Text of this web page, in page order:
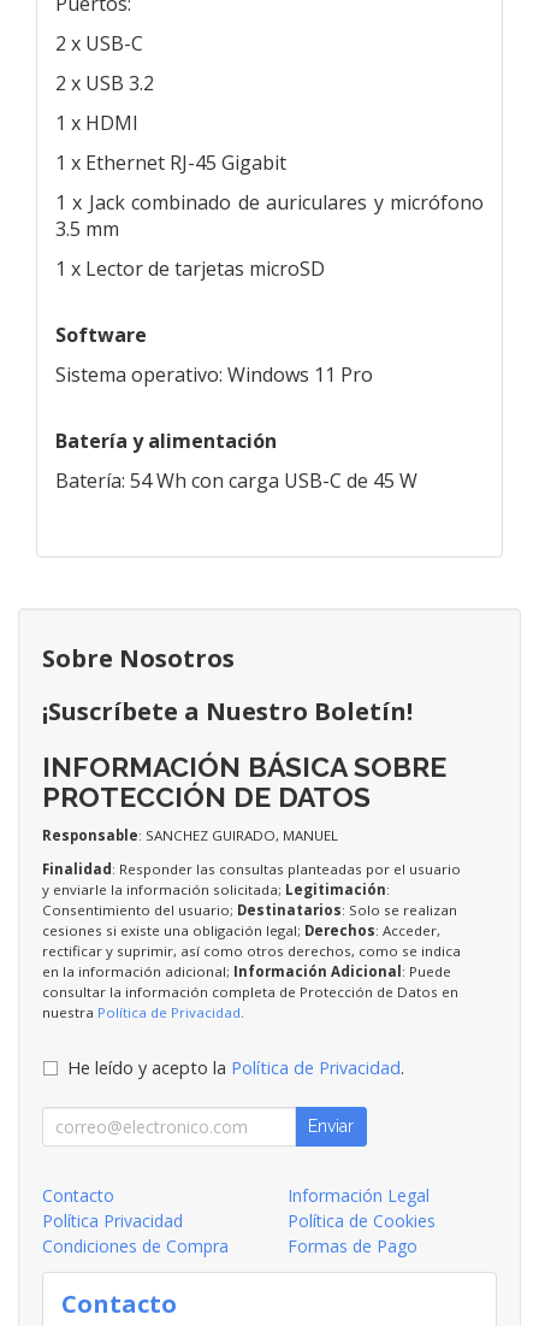
2 x USB-C
2 x USB 3.2
1 x HDMI
1 x Ethernet RJ-45 Gigabit
1 x Jack combinado de auriculares y micrófono
3.5 mm
1 x Lector de tarjetas microSD
Software
Sistema operativo: Windows 11 Pro
Batería y alimentación
Batería: 54 Wh con carga USB-C de 45 W
Sobre Nosotros
¡Suscríbete a Nuestro Boletín!
INFORMACIÓN BÁSICA SOBRE
PROTECCIÓN DE DATOS
Responsable: SANCHEZ GUIRADO, MANUEL
Finalidad: Responder las consultas planteadas por el usuario
y enviarle la información solicitada; Legitimación:
Consentimiento del usuario; Destinatarios: Solo se realizan
cesiones si existe una obligación legal; Derechos: Acceder,
rectificar y suprimir, así como otros derechos, como se indica
en la información adicional; Información Adicional: Puede
consultar la información completa de Protección de Datos en
nuestra Política de Privacidad
He leído y acepto la Política de Privacidad.
Enviar
Contacto
Información Legal
Política Privacidad
Política de Cookies
Condiciones de Compra
Formas de Pago
Contacto